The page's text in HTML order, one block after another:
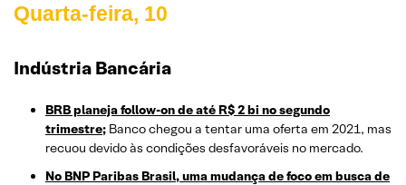
Quarta-feira, 10
Indústria Bancária
BRB planeja follow-on de até R$ 2 bi no segundo
trimestre; Banco chegou a tentar uma oferta em 2021, mas
recuou devido às condições desfavoráveis no mercado.
No BNP Paribas Brasil, uma mudança de foco em busca de